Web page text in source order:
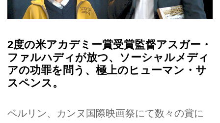
2度の米アカデミー賞受賞監督アスガー・
ファルハディが放つ、ソーシャルメディ
アの功罪を問う、極上のヒューマン・サ
スペンス。
ベルリン、カンヌ国際映画祭にて数々の賞に